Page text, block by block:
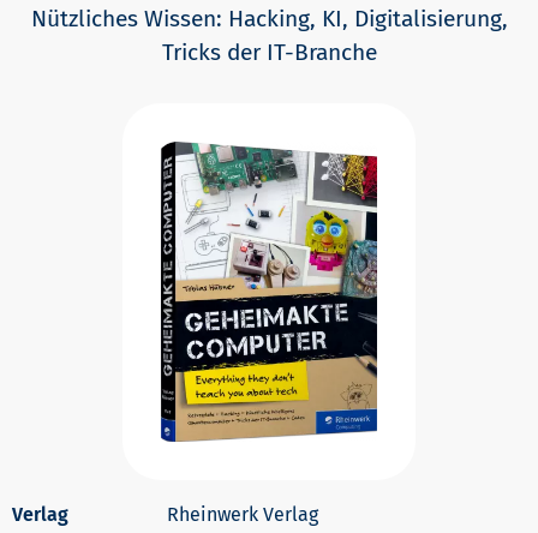
Nützliches Wissen: Hacking, KI, Digitalisierung,
Tricks der IT-Branche
Rheinwerk Verlag